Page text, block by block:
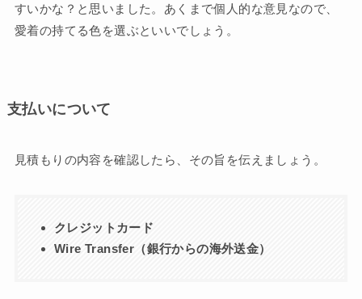
すいかな？と思いました。あくまで個人的な意見なので、
愛着の持てる色を選ぶといいでしょう。
支払いについて
見積もりの内容を確認したら、その旨を伝えましょう。
クレジットカード
Wire Transfer（銀行からの海外送金）